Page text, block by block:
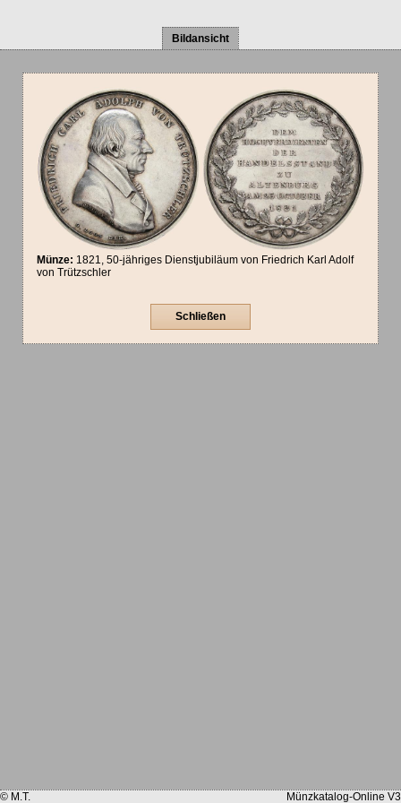
Bildansicht
Münze: 1821, 50-jähriges Dienstjubiläum von Friedrich Karl Adolf
von Trützschler
Schließen
© M.T. Münzkatalog-Online V3